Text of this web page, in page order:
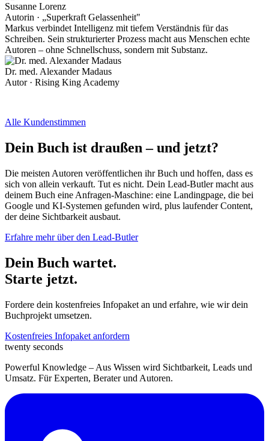
Susanne Lorenz
Autorin · „Superkraft Gelassenheit"
Markus verbindet Intelligenz mit tiefem Verständnis für das
Schreiben. Sein strukturierter Prozess macht aus Menschen echte
Autoren – ohne Schnellschuss, sondern mit Substanz.
Dr. med. Alexander Madaus
Autor · Rising King Academy
Alle Kundenstimmen
Dein Buch ist draußen – und jetzt?
Die meisten Autoren veröffentlichen ihr Buch und hoffen, dass es
sich von allein verkauft. Tut es nicht. Dein Lead-Butler macht aus
deinem Buch eine Anfragen-Maschine: eine Landingpage, die bei
Google und KI-Systemen gefunden wird, plus laufender Content,
der deine Sichtbarkeit ausbaut.
Erfahre mehr über den Lead-Butler
Dein Buch wartet.
Starte jetzt.
Fordere dein kostenfreies Infopaket an und erfahre, wie wir dein
Buchprojekt umsetzen.
Kostenfreies Infopaket anfordern
twenty seconds
Powerful Knowledge – Aus Wissen wird Sichtbarkeit, Leads und
Umsatz. Für Experten, Berater und Autoren.